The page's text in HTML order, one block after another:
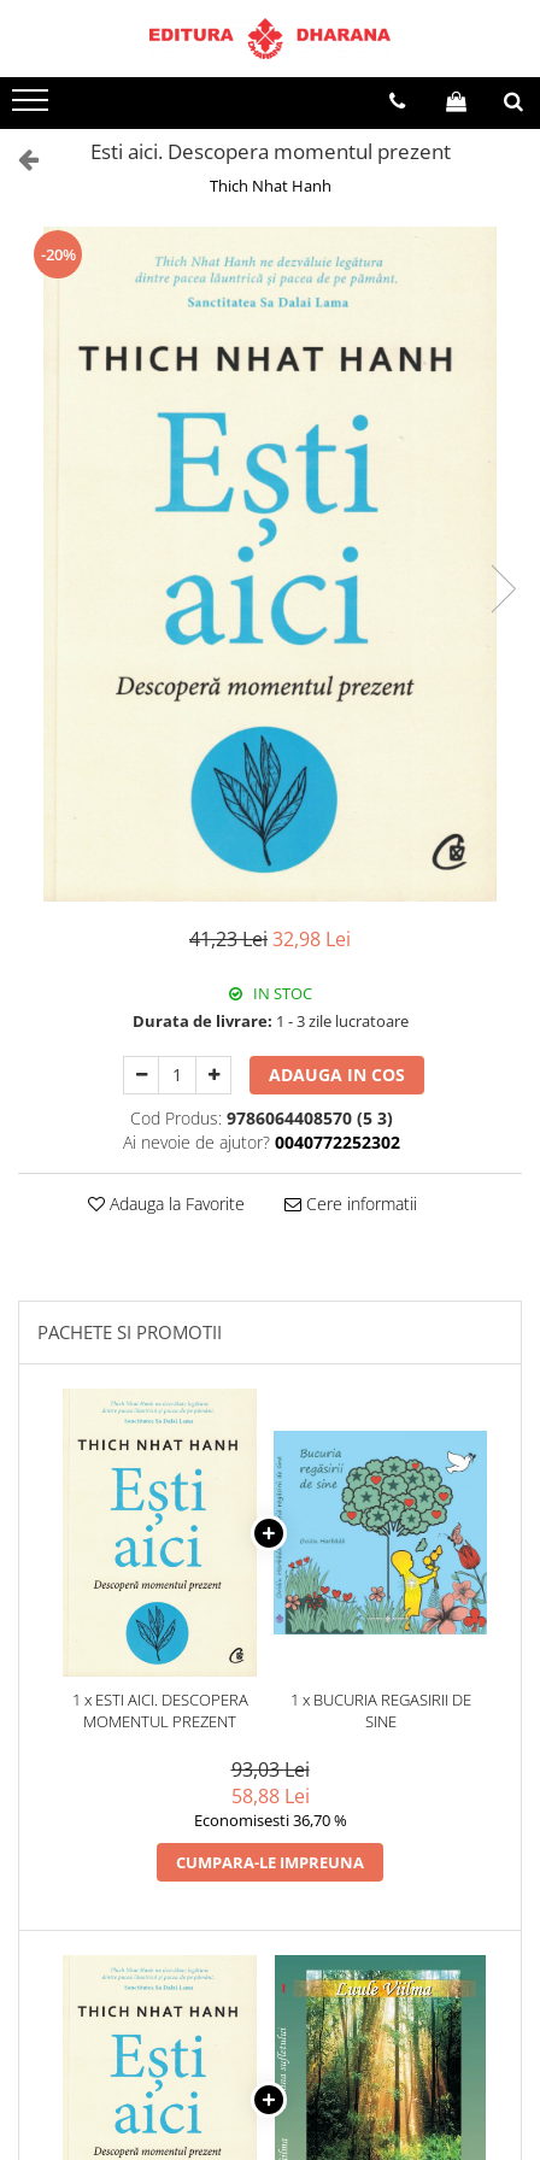
Terapii
Dietoterapie
Esti aici. Descopera momentul prezent
Thich Nhat Hanh
-20%
41,23 Lei32,98 Lei
IN STOC
Durata de livrare: 1 - 3 zile lucratoare
ADAUGA IN COS
Cod Produs: 9786064408570 (5 3)
Ai nevoie de ajutor? 0040772252302
Adauga la Favorite Cere informatii
PACHETE SI PROMOTII
1 x ESTI AICI. DESCOPERA
MOMENTUL PREZENT
1 x BUCURIA REGASIRII DE
SINE
93,03 Lei
58,88 Lei
Economisesti 36,70 %
CUMPARA-LE IMPREUNA